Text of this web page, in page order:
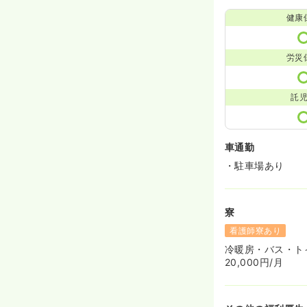
健康
労災
託
車通勤
・駐車場あり
寮
看護師寮あり
冷暖房・バス・ト
20,000円/月